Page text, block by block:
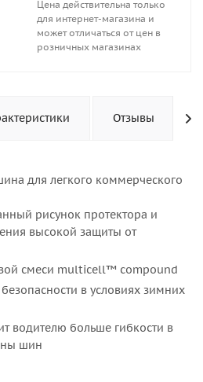
Цена действительна только
для интернет-магазина и
может отличаться от цен в
розничных магазинах
Отзывы
для легкого коммерческого
рисунок протектора и
высокой защиты от
смеси multicell™ compound
в условиях зимних
водителю больше гибкости в
шин